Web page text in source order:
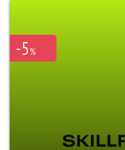
-5%